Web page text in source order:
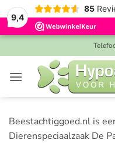
9,4
85
Ga
naar
inhoud
Beestachtiggoed.nl is
Dierenspeciaalzaak De